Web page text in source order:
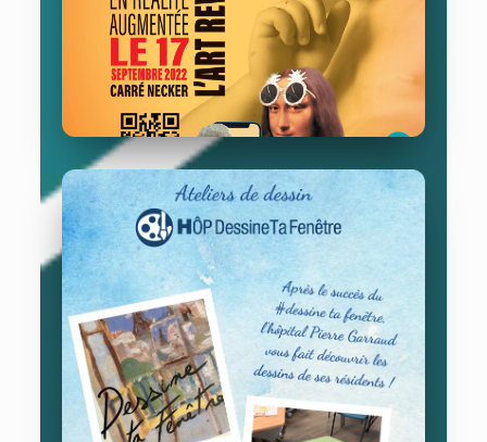
Hôpital Carré Necker
17/09/2022